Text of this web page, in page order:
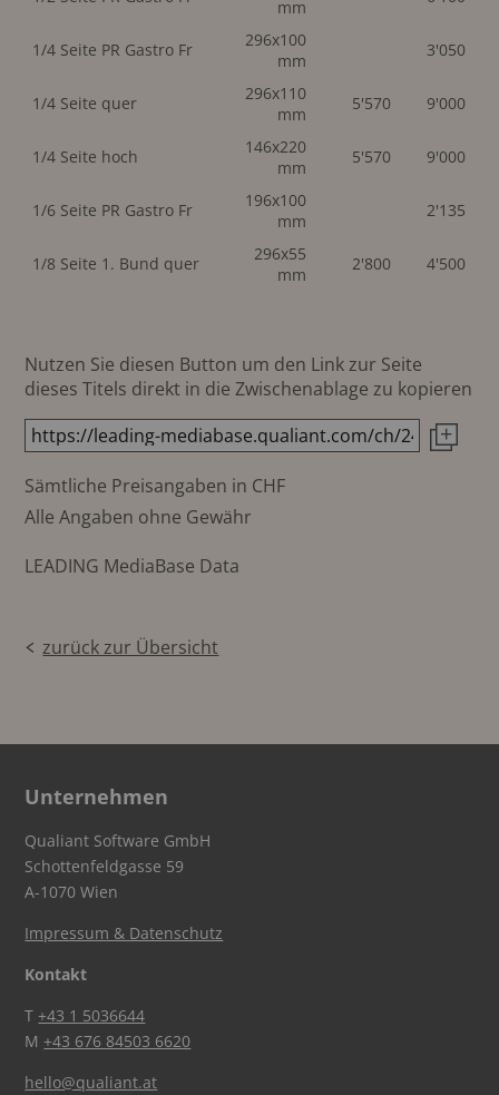
mm
1/4 Seite PR Gastro Fr
296x100
mm
3'050
1/4 Seite quer
296x110
mm
5'570 9'000
1/4 Seite hoch
146x220
mm
5'570 9'000
1/6 Seite PR Gastro Fr
196x100
mm
2'135
1/8 Seite 1. Bund quer
296x55
mm
2'800 4'500
Nutzen Sie diesen Button um den Link zur Seite
dieses Titels direkt in die Zwischenablage zu kopieren
Sämtliche Preisangaben in CHF
Alle Angaben ohne Gewähr
LEADING MediaBase Data
zurück zur Übersicht
Unternehmen
Qualiant Software GmbH
Schottenfeldgasse 59
A-1070 Wien
Impressum & Datenschutz
Kontakt
T+43 1 5036644
M+43 676 84503 6620
hello@qualiant.at